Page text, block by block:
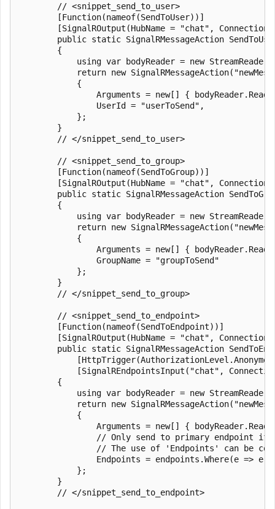
        // <snippet_send_to_user>
        [Function(nameof(SendToUser))]
[SignalROutput(HubName = "chat",
public static SignalRMessageAction
        {
using var bodyReader = new
return new
            {
Arguments = new[] {
                UserId = "userToSend",
            };
        }
        // </snippet_send_to_user>
        // <snippet_send_to_group>
        [Function(nameof(SendToGroup))]
[SignalROutput(HubName = "chat",
public static SignalRMessageAction
        {
using var bodyReader = new
return new
            {
Arguments = new[] {
                GroupName = "groupToSend"
            };
        }
        // </snippet_send_to_group>
        // <snippet_send_to_endpoint>
        [Function(nameof(SendToEndpoint))]
[SignalROutput(HubName = "chat",
public static SignalRMessageAction
[SignalREndpointsInput("chat",
        {
using var bodyReader = new
return new
            {
Arguments = new[] {
// Only send to primary endpoint
// The use of 'Endpoints' can be
Endpoints = endpoints.Where(e =>
            };
        }
        // </snippet_send_to_endpoint>